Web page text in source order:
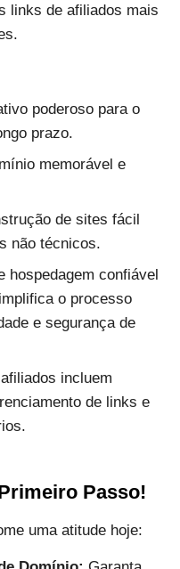
links de afiliados mais
poderoso para o
prazo.
memorável e
de sites fácil
não técnicos.
hospedagem confiável
o processo
e segurança de
incluem
de links e
Passo!
uma atitude hoje: